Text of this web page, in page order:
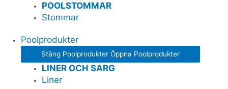
POOLSTOMMAR
Stommar
Poolprodukter
Stäng Poolprodukter Öppna Poolprodukter
LINER OCH SARG
Liner